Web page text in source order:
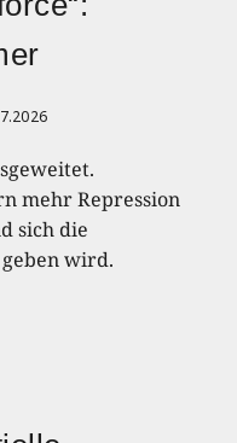
mehr Repression
sich die
wird.